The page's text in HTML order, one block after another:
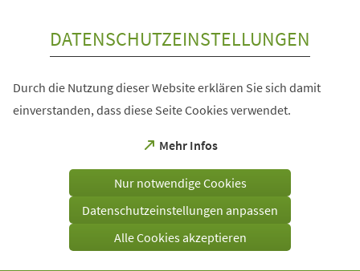
DATENSCHUTZEINSTELLUNGEN
Durch die Nutzung dieser Website erklären Sie sich damit
einverstanden, dass diese Seite Cookies verwendet.
Mehr Infos
(Öffnet
einem
Tab)
Nur notwendige Cookies
Datenschutzeinstellungen anpassen
Alle Cookies akzeptieren